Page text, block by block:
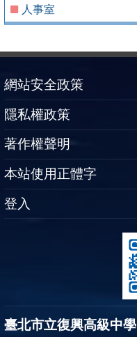
人事室
網站安全政策
隱私權政策
著作權聲明
本站使用正體字
登入
臺北市立復興高級中學